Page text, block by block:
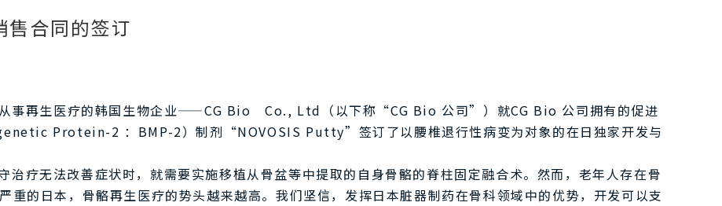
售合同的签订
从事再生医疗的韩国生物企业——CG Bio Co., Ltd（以下称“CG Bio 公司”）就CG Bio 公司拥有的促进
Protein-2 ：BMP-2）制剂“NOVOSIS Putty”签订了以腰椎退行性病变为对象的在日独家开发与
治疗无法改善症状时，就需要实施移植从骨盆等中提取的自身骨骼的脊柱固定融合术。然而，老年人存在骨
重的日本，骨骼再生医疗的势头越来越高。我们坚信，发挥日本脏器制药在骨科领域中的优势，开发可以支